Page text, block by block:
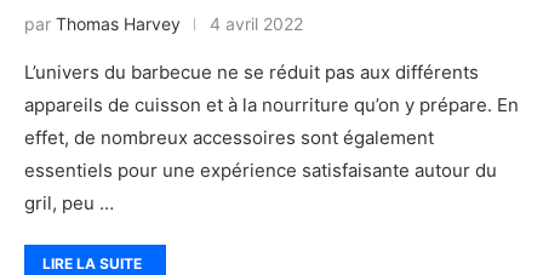
par Thomas Harvey 4 avril 2022
L’univers du barbecue ne se réduit pas aux différents
appareils de cuisson et à la nourriture qu’on y prépare. En
effet, de nombreux accessoires sont également
essentiels pour une expérience satisfaisante autour du
gril, peu …
LIRE LA SUITE